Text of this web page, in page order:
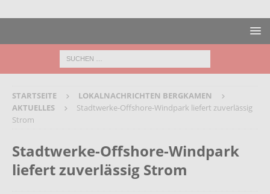
STARTSEITE
LOKALNACHRICHTEN BERGKAMEN
AKTUELLES
Stadtwerke-Offshore-Windpark liefert zuverlässig
Strom
Stadtwerke-Offshore-Windpark
liefert zuverlässig Strom